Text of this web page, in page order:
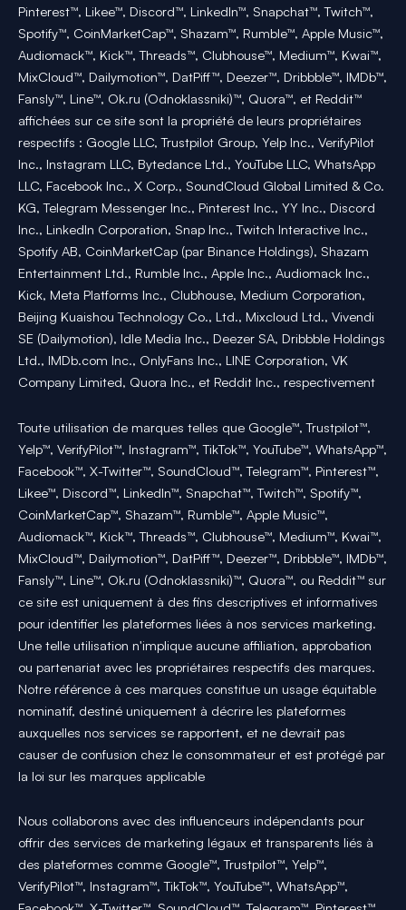
Pinterest™, Likee™, Discord™, LinkedIn™, Snapchat™, Twitch™,
Spotify™, CoinMarketCap™, Shazam™, Rumble™, Apple Music™,
Audiomack™, Kick™, Threads™, Clubhouse™, Medium™, Kwai™,
MixCloud™, Dailymotion™, DatPiff™, Deezer™, Dribbble™, IMDb™,
Fansly™, Line™, Ok.ru (Odnoklassniki)™, Quora™, et Reddit™
affichées sur ce site sont la propriété de leurs propriétaires
respectifs : Google LLC, Trustpilot Group, Yelp Inc., VerifyPilot
Inc., Instagram LLC, Bytedance Ltd., YouTube LLC, WhatsApp
LLC, Facebook Inc., X Corp., SoundCloud Global Limited & Co.
KG, Telegram Messenger Inc., Pinterest Inc., YY Inc., Discord
Inc., LinkedIn Corporation, Snap Inc., Twitch Interactive Inc.,
Spotify AB, CoinMarketCap (par Binance Holdings), Shazam
Entertainment Ltd., Rumble Inc., Apple Inc., Audiomack Inc.,
Kick, Meta Platforms Inc., Clubhouse, Medium Corporation,
Beijing Kuaishou Technology Co., Ltd., Mixcloud Ltd., Vivendi
SE (Dailymotion), Idle Media Inc., Deezer SA, Dribbble Holdings
Ltd., IMDb.com Inc., OnlyFans Inc., LINE Corporation, VK
Company Limited, Quora Inc., et Reddit Inc., respectivement
Toute utilisation de marques telles que Google™, Trustpilot™,
Yelp™, VerifyPilot™, Instagram™, TikTok™, YouTube™, WhatsApp™,
Facebook™, X-Twitter™, SoundCloud™, Telegram™, Pinterest™,
Likee™, Discord™, LinkedIn™, Snapchat™, Twitch™, Spotify™,
CoinMarketCap™, Shazam™, Rumble™, Apple Music™,
Audiomack™, Kick™, Threads™, Clubhouse™, Medium™, Kwai™,
MixCloud™, Dailymotion™, DatPiff™, Deezer™, Dribbble™, IMDb™,
Fansly™, Line™, Ok.ru (Odnoklassniki)™, Quora™, ou Reddit™ sur
ce site est uniquement à des fins descriptives et informatives
pour identifier les plateformes liées à nos services marketing.
Une telle utilisation n'implique aucune affiliation, approbation
ou partenariat avec les propriétaires respectifs des marques.
Notre référence à ces marques constitue un usage équitable
nominatif, destiné uniquement à décrire les plateformes
auxquelles nos services se rapportent, et ne devrait pas
causer de confusion chez le consommateur et est protégé par
la loi sur les marques applicable
Nous collaborons avec des influenceurs indépendants pour
offrir des services de marketing légaux et transparents liés à
des plateformes comme Google™, Trustpilot™, Yelp™,
VerifyPilot™, Instagram™, TikTok™, YouTube™, WhatsApp™,